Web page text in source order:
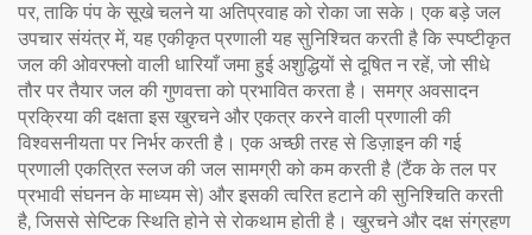
पर, ताकि पंप के सूखे चलने या अतिप्रवाह को रोका जा सके। एक बड़े जल
उपचार संयंत्र में, यह एकीकृत प्रणाली यह सुनिश्चित करती है कि स्पष्टीकृत
जल की ओवरफ्लो वाली धारियाँ जमा हुई अशुद्धियों से दूषित न रहें, जो सीधे
तौर पर तैयार जल की गुणवत्ता को प्रभावित करता है। समग्र अवसादन
प्रक्रिया की दक्षता इस खुरचने और एकत्र करने वाली प्रणाली की
विश्वसनीयता पर निर्भर करती है। एक अच्छी तरह से डिज़ाइन की गई
प्रणाली एकत्रित स्लज की जल सामग्री को कम करती है (टैंक के तल पर
प्रभावी संघनन के माध्यम से) और इसकी त्वरित हटाने की सुनिश्चिति करती
है, जिससे सेप्टिक स्थिति होने से रोकथाम होती है। खुरचने और दक्ष संग्रहण